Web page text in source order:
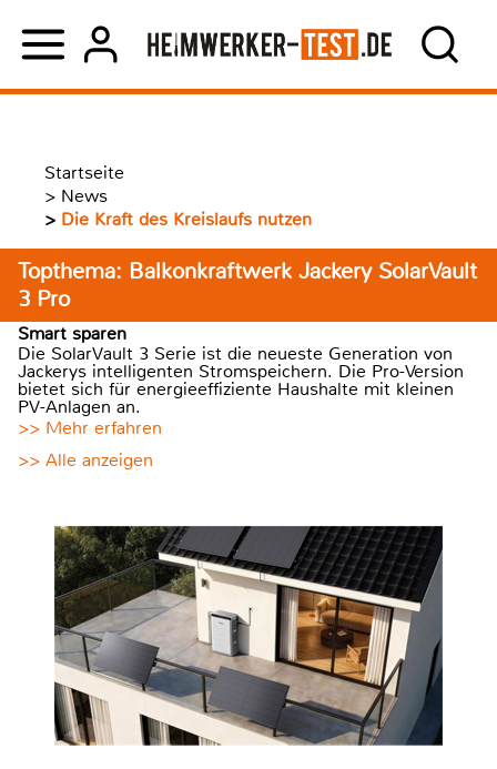
Startseite
> News
> Die Kraft des Kreislaufs nutzen
Topthema: Balkonkraftwerk Jackery SolarVault
3 Pro
Smart sparen
Die SolarVault 3 Serie ist die neueste Generation von
Jackerys intelligenten Stromspeichern. Die Pro-Version
bietet sich für energieeffiziente Haushalte mit kleinen
PV-Anlagen an.
>> Mehr erfahren
>> Alle anzeigen